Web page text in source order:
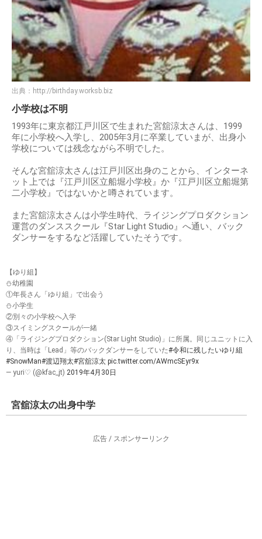
出典： http://birthday.worksb.biz
小学校は不明
1993年に東京都江戸川区で生まれた宮舘涼太さんは、1999
年に小学校へ入学し、2005年3月に卒業していまが、出身小
学校については残念ながら不明でした。
そんな宮舘涼太さんは江戸川区出身のことから、インターネ
ット上では『江戸川区立船堀小学校』か『江戸川区立船堀第
二小学校』ではないかと噂されています。
また宮舘涼太さんは小学生時代、ライジングプロダクション
運営のダンススクール『Star Light Studio』へ通い、バック
ダンサーをするなど活躍していたそうです。
【ゆり組】
⛄️幼稚園
①年長さん「ゆり組」で出会う
⛄️小学生
②別々の小学校へ入学
③スイミングスクールが一緒
④「ライジングプロダクション(Star Light Studio)」に所属。同じユニットに入
り、当時は「Lead」等のバックダンサーをしていた#令和に残したいゆり組
#SnowMan#渡辺翔太#宮舘涼太 pic.twitter.com/AWmcSEyr9x
— yuri♡ (@kfac_jt) 2019年4月30日
宮舘涼太の出身中学
広告 / スポンサーリンク